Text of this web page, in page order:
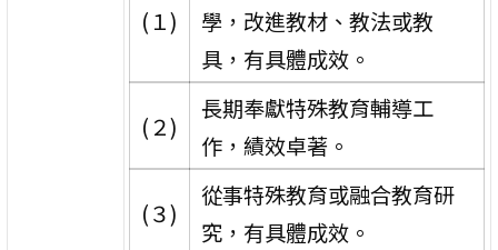
(１)
學，改進教材、教法或教
具，有具體成效。
(２)
長期奉獻特殊教育輔導工
作，績效卓著。
(３)
從事特殊教育或融合教育研
究，有具體成效。